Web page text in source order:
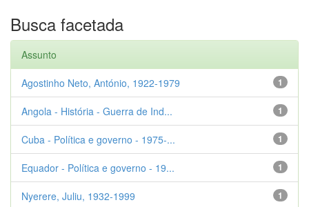
Busca facetada
Assunto
1
Agostinho Neto, António, 1922-1979
1
Angola - História - Guerra de Ind...
1
Cuba - Política e governo - 1975-...
1
Equador - Política e governo - 19...
1
Nyerere, Juliu, 1932-1999